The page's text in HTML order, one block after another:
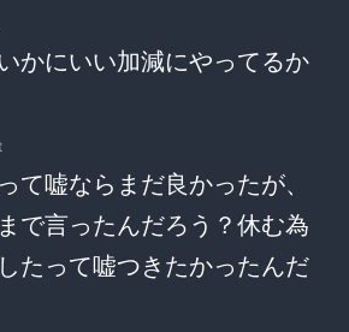
かにいい加減にやってるか
て嘘ならまだ良かったが、
で言ったんだろう？休む為
たって嘘つきたかったんだ